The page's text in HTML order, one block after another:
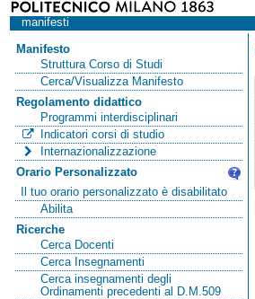
manifesti
Manifesto
Struttura Corso di Studi
Cerca/Visualizza Manifesto
Regolamento didattico
Programmi interdisciplinari
Indicatori corsi di studio
Internazionalizzazione
Orario Personalizzato
Il tuo orario personalizzato è disabilitato
Abilita
Ricerche
Cerca Docenti
Cerca Insegnamenti
Cerca insegnamenti degli
Ordinamenti precedenti al D.M.509